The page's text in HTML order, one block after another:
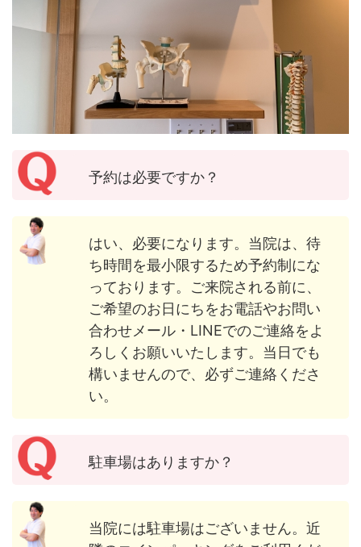
予約は必要ですか？
はい、必要になります。当院は、待
ち時間を最小限するため予約制にな
っております。ご来院される前に、
ご希望のお日にちをお電話やお問い
合わせメール・LINEでのご連絡をよ
ろしくお願いいたします。当日でも
構いませんので、必ずご連絡くださ
い。
駐車場はありますか？
当院には駐車場はございません。近